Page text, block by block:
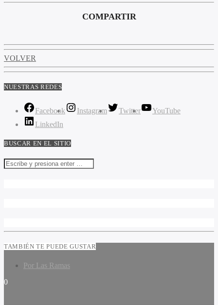
COMPARTIR
VOLVER
NUESTRAS REDES
Facebook Instagram Twitter
YouTube
LinkedIn
BUSCAR EN EL SITIO
TAMBIÉN TE PUEDE GUSTAR
Por Las Ramas
0